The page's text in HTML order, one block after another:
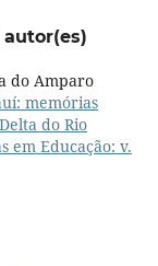
do Amparo
memórias
do Rio
em Educação: v.